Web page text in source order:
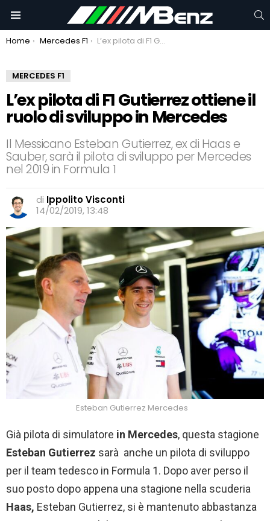
You are here:
Home Mercedes F1 L’ex pilota di F1 Gutierrez ottiene il ruolo di sviluppo in Mercedes
MERCEDES F1
L’ex pilota di F1 Gutierrez ottiene il
ruolo di sviluppo in Mercedes
Il Messicano Esteban Gutierrez, ex di Haas e
Sauber, sarà il pilota di sviluppo per Mercedes
nel 2019 in Formula 1
di Ippolito Visconti
14/02/2019, 13:48
Esteban Gutierrez Mercedes
Già pilota di simulatore in Mercedes, questa stagione
Esteban Gutierrez sarà anche un pilota di sviluppo
per il team tedesco in Formula 1. Dopo aver perso il
suo posto dopo appena una stagione nella scuderia
Haas, Esteban Gutierrez, si è mantenuto abbastanza